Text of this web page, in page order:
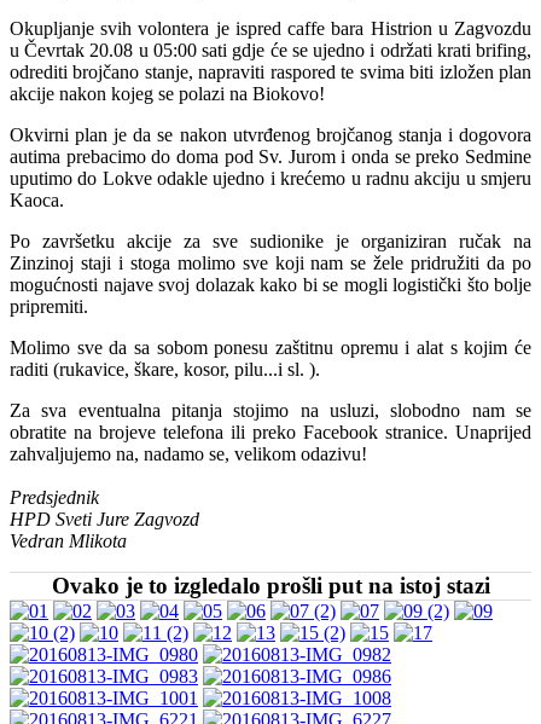
Okupljanje svih volontera je ispred caffe bara Histrion u Zagvozdu
u Čevrtak 20.08 u 05:00 sati gdje će se ujedno i održati krati brifing,
odrediti brojčano stanje, napraviti raspored te svima biti izložen plan
akcije nakon kojeg se polazi na Biokovo!
Okvirni plan je da se nakon utvrđenog brojčanog stanja i dogovora
autima prebacimo do doma pod Sv. Jurom i onda se preko Sedmine
uputimo do Lokve odakle ujedno i krećemo u radnu akciju u smjeru
Kaoca.
Po završetku akcije za sve sudionike je organiziran ručak na
Zinzinoj staji i stoga molimo sve koji nam se žele pridružiti da po
mogućnosti najave svoj dolazak kako bi se mogli logistički što bolje
pripremiti.
Molimo sve da sa sobom ponesu zaštitnu opremu i alat s kojim će
raditi (rukavice, škare, kosor, pilu...i sl. ).
Za sva eventualna pitanja stojimo na usluzi, slobodno nam se
obratite na brojeve telefona ili preko Facebook stranice. Unaprijed
zahvaljujemo na, nadamo se, velikom odazivu!
Predsjednik
HPD Sveti Jure Zagvozd
Vedran Mlikota
Ovako je to izgledalo prošli put na istoj stazi
dali
svoj
na
ovogodišnjim
pripremnim
akcijama